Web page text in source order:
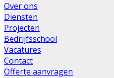
Over ons
Diensten
Projecten
Bedrijfsschool
Vacatures
Contact
Offerte aanvragen